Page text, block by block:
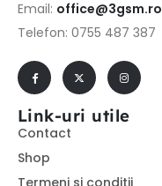
Email: office@3gsm.ro
Telefon: 0755 487 387
Link-uri utile
Contact
Shop